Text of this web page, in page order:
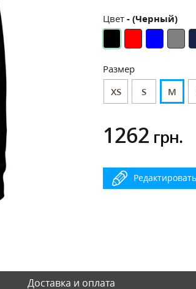
Цвет - (Черный)
Размер
XS
S M
1262 грн.
Доставка и оплата